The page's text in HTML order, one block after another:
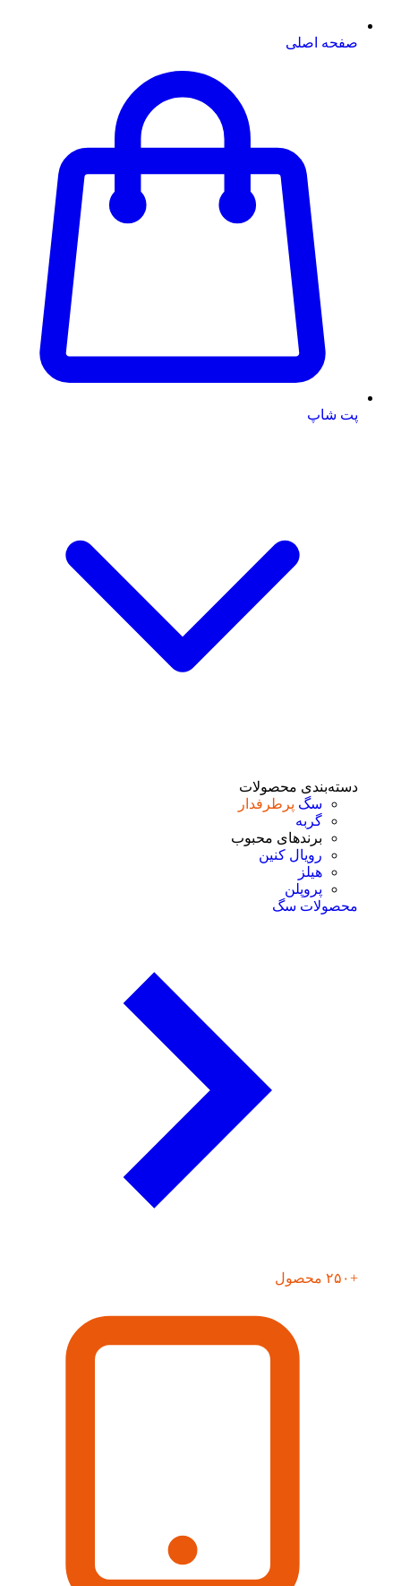
صفحه اصلی
پت شاپ
دسته‌بندی محصولات
سگ پرطرفدار
گربه
برندهای محبوب
رویال کنین
هیلز
پروپلن
محصولات سگ
+۲۵۰ محصول